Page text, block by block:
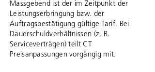
Massgebend ist der im Zeitpunkt der
Leistungserbringung bzw. der
Auftragsbestätigung gültige Tarif. Bei
Dauerschuldverhältnissen (z. B.
Serviceverträgen) teilt CT
Preisanpassungen vorgängig mit.